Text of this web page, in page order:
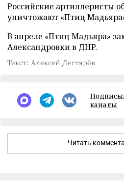
Российские артиллеристы
уничтожают «Птиц
В апреле «Птиц Мадьяра»
Александровки в ДНР.
Текст: Алексей Дегтярёв
каналы
Читать